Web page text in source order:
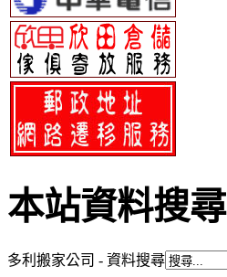
本站資料搜尋
多利搬家公司 - 資料搜尋